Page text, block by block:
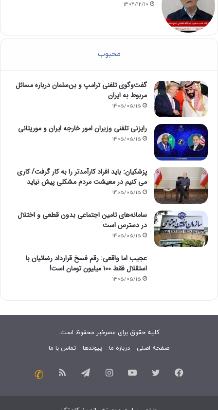
1404/12/10
محبوب
گفت‌وگوی تلفنی ترامپ و بن‌سلمان درباره مسائل
مربوط به ایران
1405/05/15
رایزنی تلفنی وزیران امور خارجه ایران و موریتانی
1405/05/15
پزشکیان: باید افراد کارآمدتر را به کار گرفت/ کاری
می کنیم در معیشت مردم مشکلی پیش نیاید
1405/05/15
سامانه‌های تامین اجتماعی بدون قطعی و اختلال
در دسترس است
1405/05/15
عجیب اما واقعی: رقم فسخ قرارداد رضائیان با
استقلال فقط ۱۰۰ میلیون تومان است!
1405/05/15
کلیه حقوق برای عصرخبر محفوظ است.
صفحه اصلی
درباره ما پیوندها تماس با ما
فیسبوک توییتر یوتیوب اینستاگرامتلگرام خوراک